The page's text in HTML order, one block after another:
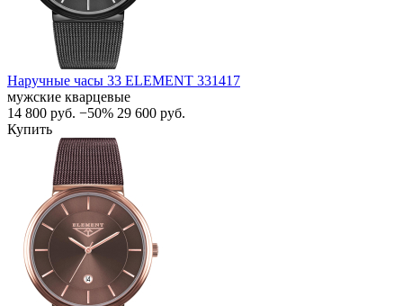
Наручные часы 33 ELEMENT 331417
мужские кварцевые
14 800 руб. −50% 29 600 руб.
Купить